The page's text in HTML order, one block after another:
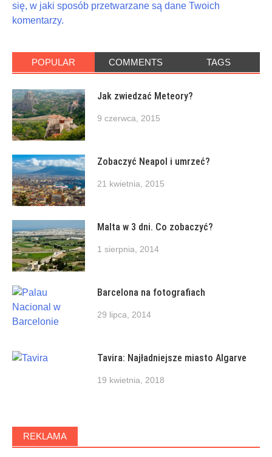
się, w jaki sposób przetwarzane są dane Twoich
komentarzy.
POPULAR COMMENTS TAGS
Jak zwiedzać Meteory?
9 czerwca, 2015
Zobaczyć Neapol i umrzeć?
21 kwietnia, 2015
Malta w 3 dni. Co zobaczyć?
1 sierpnia, 2014
Barcelona na fotografiach
29 lipca, 2014
Tavira: Najładniejsze miasto Algarve
19 kwietnia, 2018
REKLAMA